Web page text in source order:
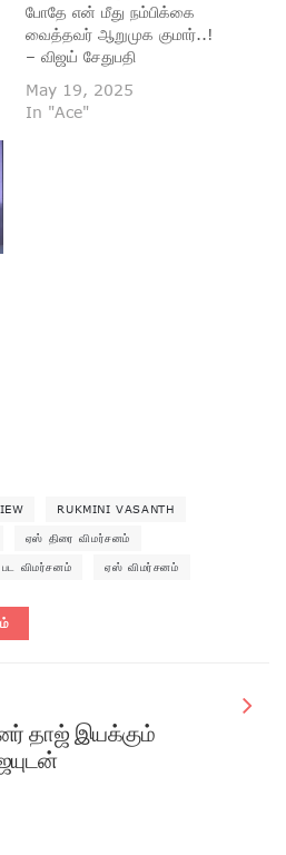
போதே என் மீது நம்பிக்கை
வைத்தவர் ஆறுமுக குமார்..!
– விஜய் சேதுபதி
May 19, 2025
In "Ace"
RUKMINI VASANTH
ஏஸ் திரை விமர்சனம்
விமர்சனம் ஏஸ் விமர்சனம்
தாஜ் இயக்கும்